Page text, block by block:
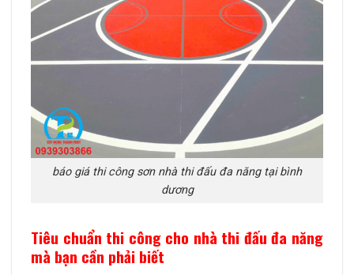
báo giá thi công sơn nhà thi đấu đa năng tại bình
dương
Tiêu chuẩn thi công cho nhà thi đấu đa năng
mà bạn cần phải biết